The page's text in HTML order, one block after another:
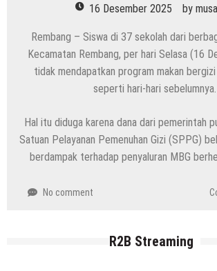
16 Desember 2025 by
Rembang – Siswa di 37 sekolah dari
Kecamatan Rembang, per hari Selasa (16
tidak mendapatkan program makan
seperti hari-hari sebelumnya.
Hal itu diduga karena dana dari pemerintah
Satuan Pelayanan Pemenuhan Gizi (SPPG)
berdampak terhadap penyaluran MBG
No comment
R2B Streaming